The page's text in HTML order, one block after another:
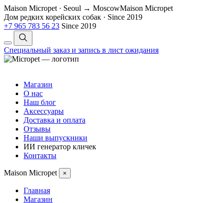
Maison Micropet · Seoul → MoscowMaison Micropet
Дом редких корейских собак · Since 2019
+7 965 783 56 23 Since 2019
Специальный заказ и запись в лист ожидания
Магазин
О нас
Наш блог
Аксессуары
Доставка и оплата
Отзывы
Наши выпускники
ИИ генератор кличек
Контакты
Maison Micropet ×
Главная
Магазин